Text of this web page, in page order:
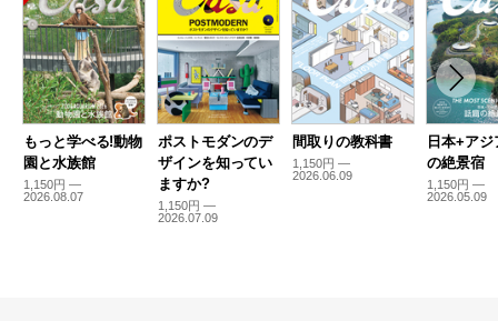
もっと学べる!動物
園と水族館
1,150円 —
2026.08.07
ポストモダンのデ
ザインを知ってい
ますか?
1,150円 —
2026.07.09
間取りの教科書
1,150円 —
2026.06.09
日本+アジ
の絶景宿
1,150円 —
2026.05.09